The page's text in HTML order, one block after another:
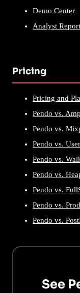
Demo Center
Analyst
Pricing
Pricing and
Pendo vs.
Pendo vs.
Pendo vs.
Pendo vs.
Pendo vs.
Pendo vs.
Pendo vs.
Pendo vs.
See